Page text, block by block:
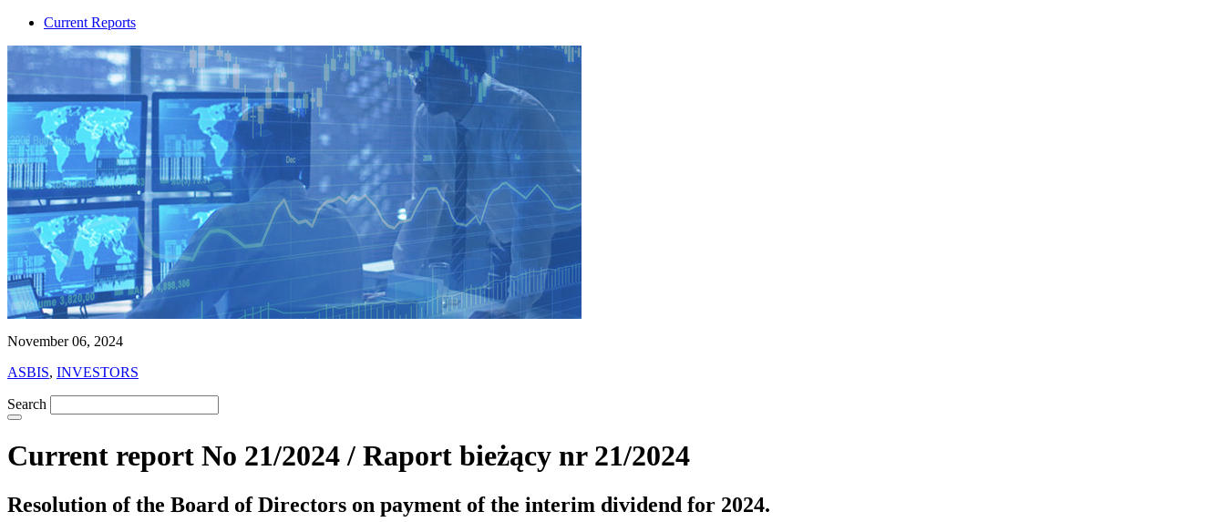
Current Reports
November 06, 2024
ASBIS, INVESTORS
Search
Current report No 21/2024 / Raport bieżący nr 21/2024
Resolution of the Board of Directors on payment of the interim dividend for 2024.